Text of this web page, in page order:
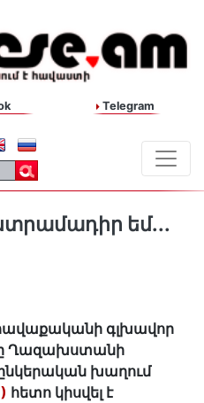
Telegram
եմ․․․
գլխավոր
Ղազախստանի
խաղում
հետո կիսվել է